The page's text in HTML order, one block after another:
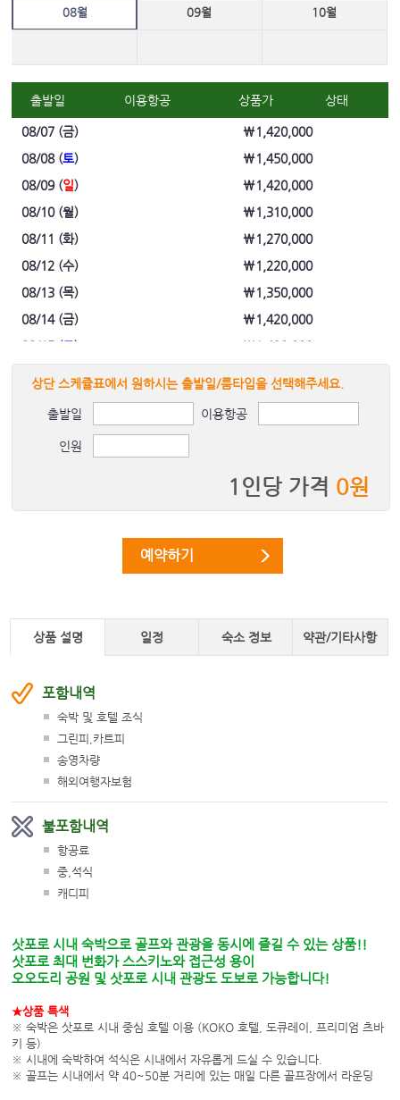
08월 09월 10월
출발일 이용항공 상품가 상태
08/07 (금)
\1,420,000
08/08 (토)
\1,450,000
08/09 (일)
\1,420,000
08/10 (월)
\1,310,000
08/11 (화)
\1,270,000
08/12 (수)
\1,220,000
08/13 (목)
\1,350,000
08/14 (금)
\1,420,000
08/15 (토)
\1,420,000
\1,190,000
\1,190,000
08/19 (수)
\1,350,000
\1,300,000
08/26 (수)
\1,220,000
08/28 (금)
08/29 (토)
일)
08/31 (월)
상단 스케쥴표에서 원하시는 출발일/룸타입을 선택해주세요.
출발일 이용항공
인원
1인당 가격 0원
예약하기
상품 설명 일정 숙소 정보 약관/기타사항
포함내역
숙박 및 호텔 조식
그린피,카트피
송영차량
해외여행자보험
불포함내역
항공료
중,석식
캐디피
삿포로 시내 숙박으로 골프와 관광을 동시에 즐길 수 있는 상품!!
삿포로 최대 번화가 스스키노와 접근성 용이
오오도리 공원 및 삿포로 시내 관광도 도보로 가능합니다!
★상품 특색
※ 숙박은 삿포로 시내 중심 호텔 이용 (KOKO 호텔, 도큐레이, 프리미엄 츠바
키 등)
※ 시내에 숙박하여 석식은 시내에서 자유롭게 드실 수 있습니다
※ 골프는 시내에서 약 40~50분 거리에 있는 매일 다른 골프장에서 라운딩